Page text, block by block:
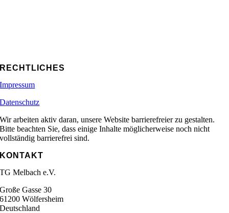
RECHTLICHES
Impressum
Datenschutz
Wir arbeiten aktiv daran, unsere Website barrierefreier zu gestalten.
Bitte beachten Sie, dass einige Inhalte möglicherweise noch nicht
vollständig barrierefrei sind.
KONTAKT
TG Melbach e.V.
Große Gasse 30
61200 Wölfersheim
Deutschland